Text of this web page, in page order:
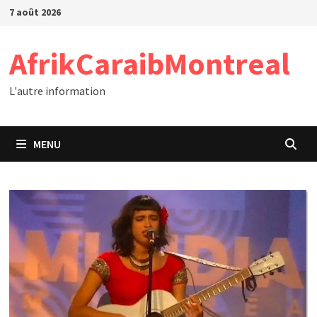
Passer
7 août 2026
AfrikCaraibMontreal
L'autre information
MENU